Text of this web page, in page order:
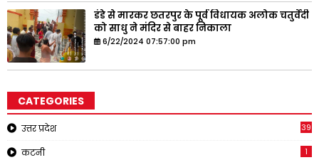
डंडे से मारकर छतरपुर के पूर्व विधायक अलोक चतुर्वेदी
को साधु ने मंदिर से बाहर निकाला
6/22/2024 07:57:00 pm
CATEGORIES
उत्तर प्रदेश 39
कटनी 1